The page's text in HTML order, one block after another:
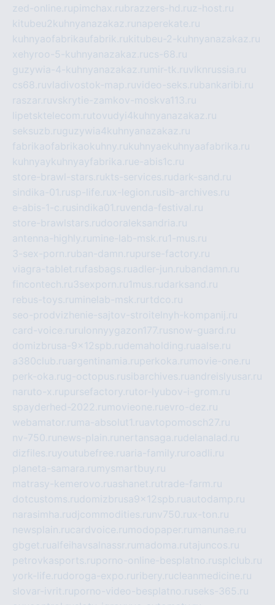
zed-online.rupimchax.rubrazzers-hd.ruz-host.ru
kitubeu2kuhnyanazakaz.ru naperekate.ru
kuhnyaofabrikaufabrik.rukitubeu-2-kuhnyanazakaz.ru
xehyroo-5-kuhnyanazakaz.rucs-68.ru
guzywia-4-kuhnyanazakaz.ru mir-tk.ruvlknrussia.ru
cs68.ruvladivostok-map.ruvideo-seks.rubankaribi.ru
raszar.ruvskrytie-zamkov-moskva113.ru
lipetsktelecom.rutovudyi4kuhnyanazakaz.ru
seksuzb.ruguzywia4kuhnyanazakaz.ru
fabrikaofabrikaokuhny.rukuhnyaekuhnyaafabrika.ru
kuhnyaykuhnyayfabrika.rue-abis1c.ru
store-brawl-stars.rukts-services.rudark-sand.ru
sindika-01.rusp-life.rux-legion.rusib-archives.ru
e-abis-1-c.rusindika01.ruvenda-festival.ru
store-brawlstars.rudooraleksandria.ru
antenna-highly.ru mine-lab-msk.ru1-mus.ru
3-sex-porn.ruban-damn.rupurse-factory.ru
viagra-tablet.rufasbags.ruadler-jun.rubandamn.ru
fincontech.ru3sexporn.ru1mus.rudarksand.ru
rebus-toys.ru minelab-msk.ru rtdco.ru
seo-prodvizhenie-sajtov-stroitelnyh-kompanij.ru
card-voice.ru rulonnyygazon177.rusnow-guard.ru
domizbrusa-9x12spb.rudemaholding.ruaalse.ru
a380club.ruargentinamia.ruperkoka.ru movie-one.ru
perk-oka.rug-octopus.rusibarchives.ruandreislyusar.ru
naruto-x.rupursefactory.rutor-lyubov-i-grom.ru
spayderhed-2022.ru movieone.ruevro-dez.ru
webamator.ru ma-absolut1.ruavtopomosch27.ru
nv-750.ru news-plain.ru nertansaga.rudelanalad.ru
dizfiles.ruyoutubefree.ruaria-family.ru roadli.ru
planeta-samara.ru mysmartbuy.ru
matrasy-kemerovo.ruashanet.rutrade-farm.ru
dotcustoms.rudomizbrusa9x12spb.ruautodamp.ru
narasimha.rudjcommodities.ru nv750.rux-ton.ru
newsplain.rucardvoice.ru modopaper.ru manunae.ru
gbget.rualfeihavsalnassr.ru madoma.rutajuncos.ru
petrovkasports.ruporno-online-besplatno.rusplclub.ru
york-life.rudoroga-expo.ru ribery.rucleanmedicine.ru
slovar-ivrit.ruporno-video-besplatno.ruseks-365.ru